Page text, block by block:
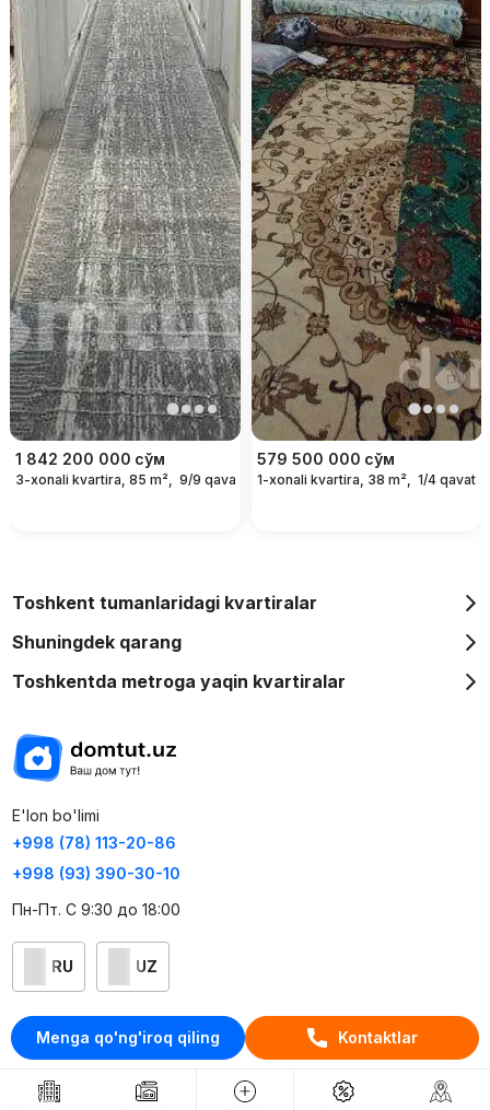
Menga qo'ng'iroq qiling Kontaktlar
1 842 200 000 сўм
3-xonali kvartira, 85 m², 9/9 qavat
579 500 000 сўм
1-xonali kvartira, 38 m², 1/4 qavat
Toshkent tumanlaridagi kvartiralar
Shuningdek qarang
Toshkentda metroga yaqin kvartiralar
E'lon bo'limi
+998 (78) 113-20-86
+998 (93) 390-30-10
Пн-Пт. С 9:30 до 18:00
RU UZ
Kontaktlar
loyiha haqida
Webnow © loyihasi